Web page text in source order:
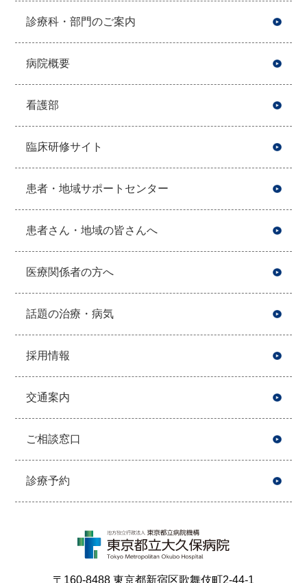
診療科・部門のご案内
病院概要
看護部
臨床研修サイト
患者・地域サポートセンター
患者さん・地域の皆さんへ
医療関係者の方へ
話題の治療・病気
採用情報
交通案内
ご相談窓口
診療予約
〒160-8488 東京都新宿区歌舞伎町2-44-1